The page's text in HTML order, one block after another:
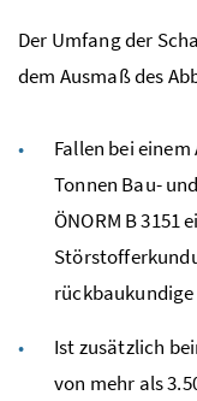
Der Umfang der
dem Ausmaß des
Fallen bei
Tonnen Bau-
ÖNORM B3151
Ist zusätzlich
von mehr als